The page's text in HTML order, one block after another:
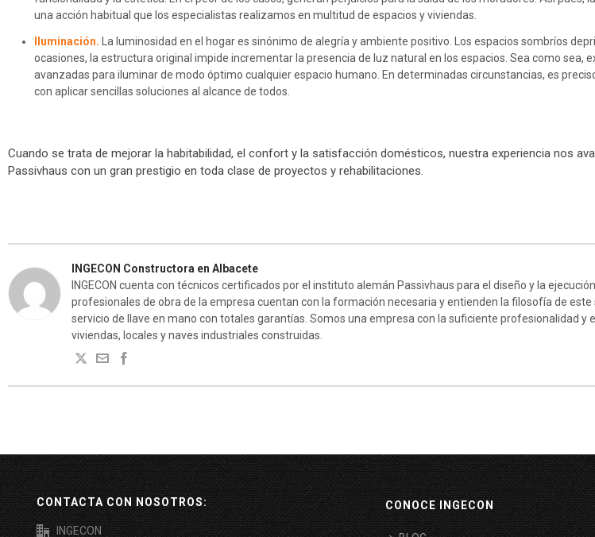
una acción habitual que los especialistas realizamos en multitud de espacios y viviendas.
Iluminación. La luminosidad en el hogar es sinónimo de alegría y ambiente positivo. Los espacios sombríos
ocasiones, la estructura original impide incrementar la presencia de luz natural en los espacios. Sea como sea,
avanzadas para iluminar de modo óptimo cualquier espacio humano. En determinadas circunstancias, es
con aplicar sencillas soluciones al alcance de todos.
Cuando se trata de mejorar la habitabilidad, el confort y la satisfacción domésticos, nuestra experiencia nos
Passivhaus con un gran prestigio en toda clase de proyectos y rehabilitaciones.
INGECON Constructora en Albacete
INGECON cuenta con técnicos certificados por el instituto alemán Passivhaus para el diseño y la
profesionales de obra de la empresa cuentan con la formación necesaria y entienden la filosofía de
servicio de llave en mano con totales garantías. Somos una empresa con la suficiente profesionalidad y
viviendas, locales y naves industriales construidas.
CONTACTA CON NOSOTROS:
INGECON
CONOCE INGECON